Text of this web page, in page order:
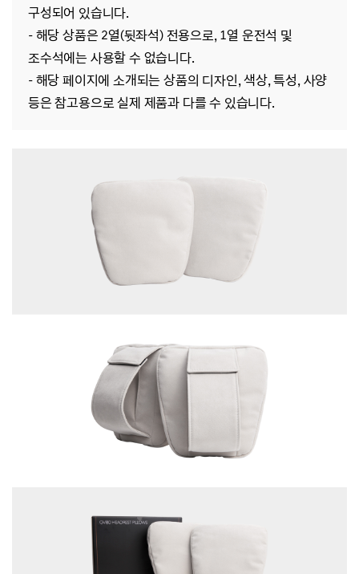
구성되어 있습니다.
- 해당 상품은 2열(뒷좌석) 전용으로, 1열 운전석 및
조수석에는 사용할 수 없습니다.
- 해당 페이지에 소개되는 상품의 디자인, 색상, 특성, 사양
등은 참고용으로 실제 제품과 다를 수 있습니다.